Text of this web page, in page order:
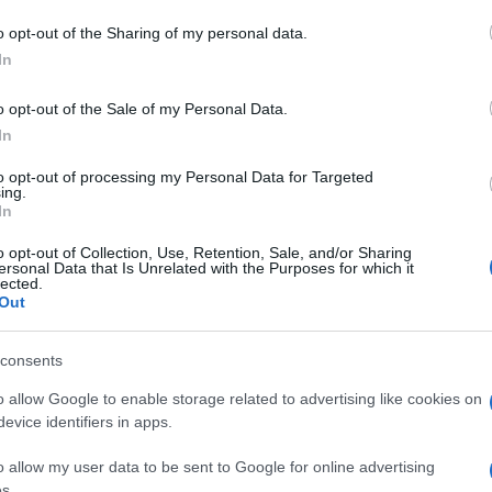
opt-out of the Sharing of my personal data.
opt-out of the Sale of my Personal Data.
opt-out of processing my Personal Data for Targeted
opt-out of Collection, Use, Retention, Sale, and/or Sharing
Data that Is Unrelated with the Purposes for which it
allow Google to enable storage related to advertising like cookies on
identifiers in apps.
allow my user data to be sent to Google for online advertising
comunica che anche per quest’anno, a causa delle
complicate ed esigenti linee guida anticovid per
per…